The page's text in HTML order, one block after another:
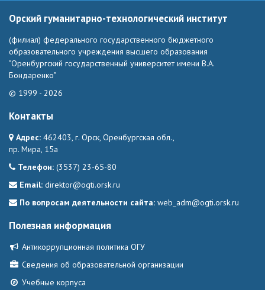
Орский гуманитарно-технологический институт
(филиал) федерального государственного бюджетного
образовательного учреждения высшего образования
"Оренбургский государственный университет имени В.А.
Бондаренко"
© 1999 - 2026
Контакты
Адрес: 462403, г. Орск, Оренбургская обл.,
пр. Мира, 15а
Телефон: (3537) 23-65-80
Email: direktor@ogti.orsk.ru
По вопросам деятельности сайта: web_adm@ogti.orsk.ru
Полезная информация
Антикоррупционная политика ОГУ
Сведения об образовательной организации
Учебные корпуса